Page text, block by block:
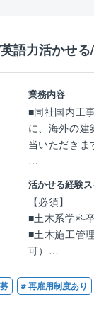
語力活かせる
業務内容
■同社国内工
に、海外の建
当いただきま
【具体的には】
〇現場におけ
理、安全環境
〇社内外資料
〇資機材発注
〇発注者、設
〇近隣対応
活かせる経験
【必須】
■土木系学科
■土木施工管
可）
※応募時に
# 再雇用制度あり